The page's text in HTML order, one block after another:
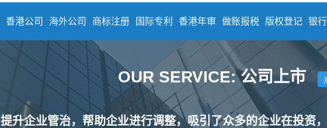
香港公司 海外公司 商标注册 国际专利 香港年审 做账报税 版权登记 银
OUR SERVICE: 公司上市
提升企业管治，帮助企业进行调整，吸引了众多的企业在投资